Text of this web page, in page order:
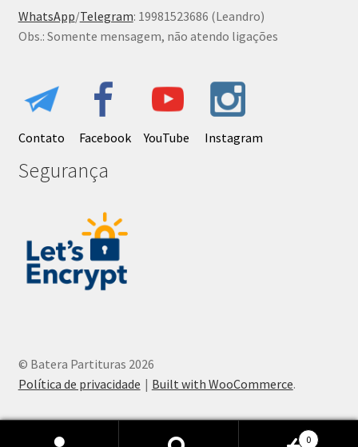
WhatsApp/Telegram: 19981523686 (Leandro)
Obs.: Somente mensagem, não atendo ligações
Contato Facebook YouTube Instagram
Segurança
© Batera Partituras 2026
Política de privacidade
Built with WooCommerce.
0